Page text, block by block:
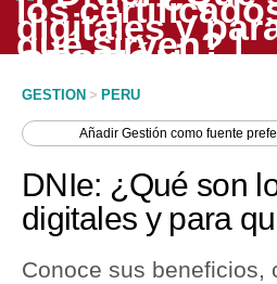
Peru Quiosco
Economía
GESTION > PERU
AñadirGestión como fuente
DNIe: ¿Qué son
digitales y para
Conoce sus beneficios,